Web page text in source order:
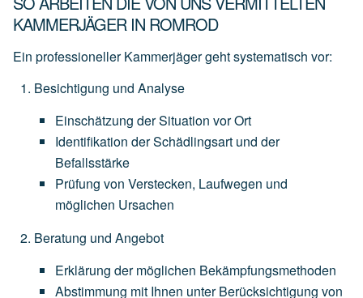
KAMMERJÄGER IN ROMROD
Ein professioneller Kammerjäger geht systematisch vor:
Besichtigung und Analyse
Einschätzung derSituation vorOrt
Identifikation derSchädlingsart und der
Befallsstärke
Prüfung von Verstecken, Laufwegen und
möglichen Ursachen
Beratung und Angebot
Erklärung der möglichen Bekämpfungsmethoden
Abstimmung mit Ihnen unter Berücksichtigung von